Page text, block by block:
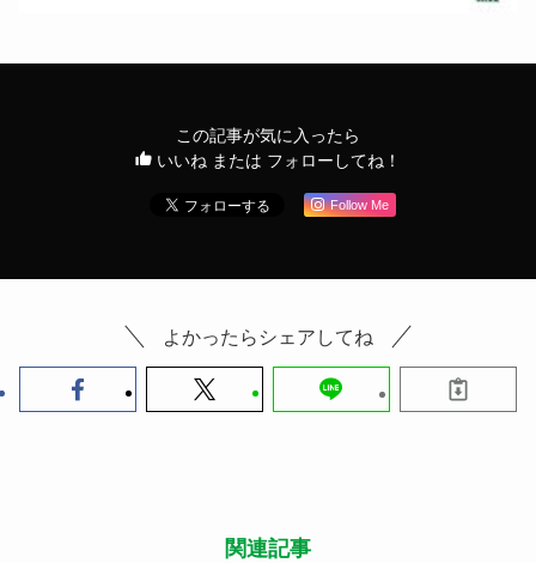
この記事が気に入ったら
いいね または フォローしてね！
Follow Me
よかったらシェアしてね
関連記事